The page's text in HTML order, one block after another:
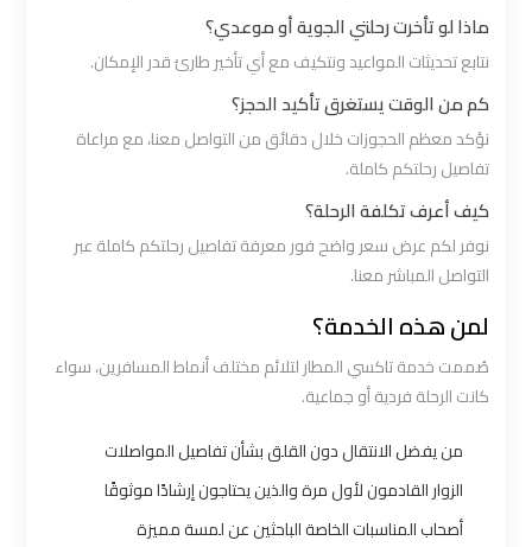
ماذا لو تأخرت رحلتي الجوية أو موعدي؟
نتابع تحديثات المواعيد ونتكيف مع أي تأخير طارئ قدر الإمكان.
كم من الوقت يستغرق تأكيد الحجز؟
نؤكد معظم الحجوزات خلال دقائق من التواصل معنا، مع مراعاة
تفاصيل رحلتكم كاملة.
كيف أعرف تكلفة الرحلة؟
نوفر لكم عرض سعر واضح فور معرفة تفاصيل رحلتكم كاملة عبر
التواصل المباشر معنا.
لمن هذه الخدمة؟
صُممت خدمة تاكسي المطار لتلائم مختلف أنماط المسافرين، سواء
كانت الرحلة فردية أو جماعية.
من يفضل الانتقال دون القلق بشأن تفاصيل المواصلات
الزوار القادمون لأول مرة والذين يحتاجون إرشادًا موثوقًا
أصحاب المناسبات الخاصة الباحثين عن لمسة مميزة
ليموزين
القاهرة
الساخن
ليموزين
القاهرة
اسكندرية
ليموزين